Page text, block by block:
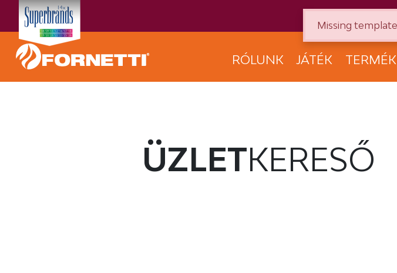
RÓLUNK JÁTÉK
ÜZLETKERESŐ
Missing